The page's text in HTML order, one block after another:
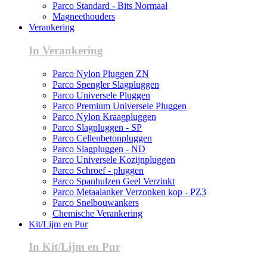
Parco Standard - Bits Normaal
Magneethouders
Verankering
In Verankering
Parco Nylon Pluggen ZN
Parco Spengler Slagpluggen
Parco Universele Pluggen
Parco Premium Universele Pluggen
Parco Nylon Kraagpluggen
Parco Slagpluggen - SP
Parco Cellenbetonpluggen
Parco Slagpluggen - ND
Parco Universele Kozijnpluggen
Parco Schroef - pluggen
Parco Spanhulzen Geel Verzinkt
Parco Metaalanker Verzonken kop - PZ3
Parco Snelbouwankers
Chemische Verankering
Kit/Lijm en Pur
In Kit/Lijm en Pur